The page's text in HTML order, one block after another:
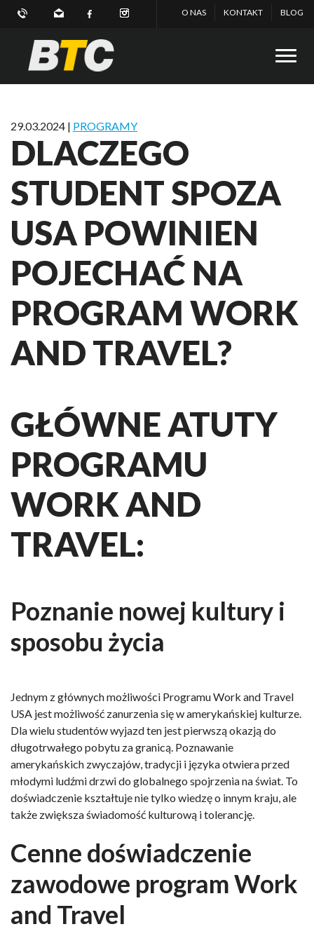
O NAS KONTAKT BLOG
29.03.2024 | PROGRAMY
DLACZEGO
STUDENT SPOZA
USA POWINIEN
POJECHAĆ NA
PROGRAM WORK
AND TRAVEL?
GŁÓWNE ATUTY
PROGRAMU
WORK AND
TRAVEL:
Poznanie nowej kultury i
sposobu życia
Jednym z głównych możliwości Programu Work and Travel
USA jest możliwość zanurzenia się w amerykańskiej kulturze.
Dla wielu studentów wyjazd ten jest pierwszą okazją do
długotrwałego pobytu za granicą. Poznawanie
amerykańskich zwyczajów, tradycji i języka otwiera przed
młodymi ludźmi drzwi do globalnego spojrzenia na świat. To
doświadczenie kształtuje nie tylko wiedzę o innym kraju, ale
także zwiększa świadomość kulturową i tolerancję.
Cenne doświadczenie
zawodowe program Work
and Travel